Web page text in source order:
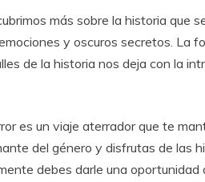
más sobre la historia que
y oscuros secretos. La
de la historia nos deja con la
es un viaje aterrador que te
del género y disfrutas de las
debes darle una